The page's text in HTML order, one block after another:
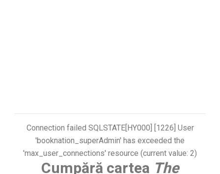
Connection failed SQLSTATE[HY000] [1226] User
'booknation_superAdmin' has exceeded the
'max_user_connections' resource (current value: 2)
Cumpără cartea The